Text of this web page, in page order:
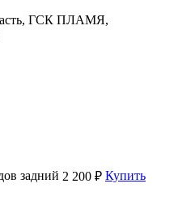
ГСК ПЛАМЯ,
задний 2 200 ₽ Купить